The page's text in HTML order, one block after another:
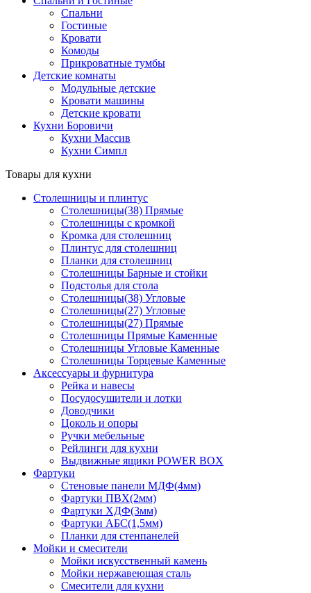
Спальни
Гостиные
Кровати
Комоды
Прикроватные тумбы
Детские комнаты
Модульные детские
Кровати машины
Детские кровати
Кухни Боровичи
Кухни Массив
Кухни Симпл
Товары для кухни
Столешницы и плинтус
Столешницы(38) Прямые
Столешницы с кромкой
Кромка для столешниц
Плинтус для столешниц
Планки для столешниц
Столешницы Барные и стойки
Подстолья для стола
Столешницы(38) Угловые
Столешницы(27) Угловые
Столешницы(27) Прямые
Столешницы Прямые Каменные
Столешницы Угловые Каменные
Столешницы Торцевые Каменные
Аксессуары и фурнитура
Рейка и навесы
Посудосушители и лотки
Доводчики
Цоколь и опоры
Ручки мебельные
Рейлинги для кухни
Выдвижные ящики POWER BOX
Фартуки
Стеновые панели МДФ(4мм)
Фартуки ПВХ(2мм)
Фартуки ХДФ(3мм)
Фартуки АБС(1,5мм)
Планки для стенпанелей
Мойки и смесители
Мойки искусственный камень
Мойки нержавеющая сталь
Смесители для кухни